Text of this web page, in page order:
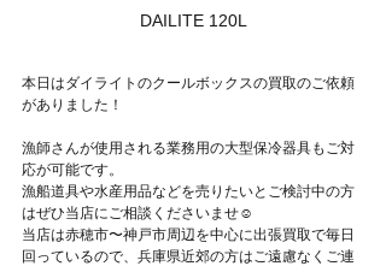
DAILITE 120L
本日はダイライトのクールボックスの買取のご依頼
がありました！
漁師さんが使用される業務用の大型保冷器具もご対
応が可能です。
漁船道具や水産用品などを売りたいとご検討中の方
はぜひ当店にご相談くださいませ☺
当店は赤穂市〜神戸市周辺を中心に出張買取で毎日
回っているので、兵庫県近郊の方はご遠慮なくご連